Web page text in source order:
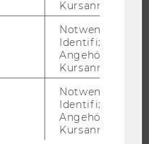
EXCHANGE STUDIERENDE
Kursanmeldung.
Notwendig zur
Identifizierung
Angehörige/r für
Kursanmeldung.
Notwendig zur
Identifizierung
Angehörige/r für
Kursanmeldung.